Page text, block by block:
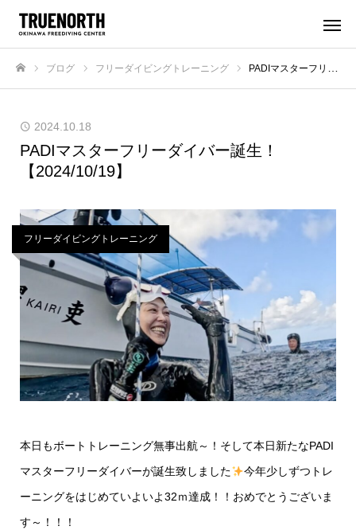
ブログ フリーダイビングトレーニング PADIマスターフリーダイバー誕生！【2024/10/19】
2024.10.18
PADIマスターフリーダイバー誕生！
【2024/10/19】
フリーダイビングトレーニング
本日もボートトレーニング無事出航～！そして本日新たなPADI
マスターフリーダイバーが誕生致しました
今年少しずつトレ
ーニングをはじめていよいよ32ｍ達成！！おめでとうございま
す～！！！